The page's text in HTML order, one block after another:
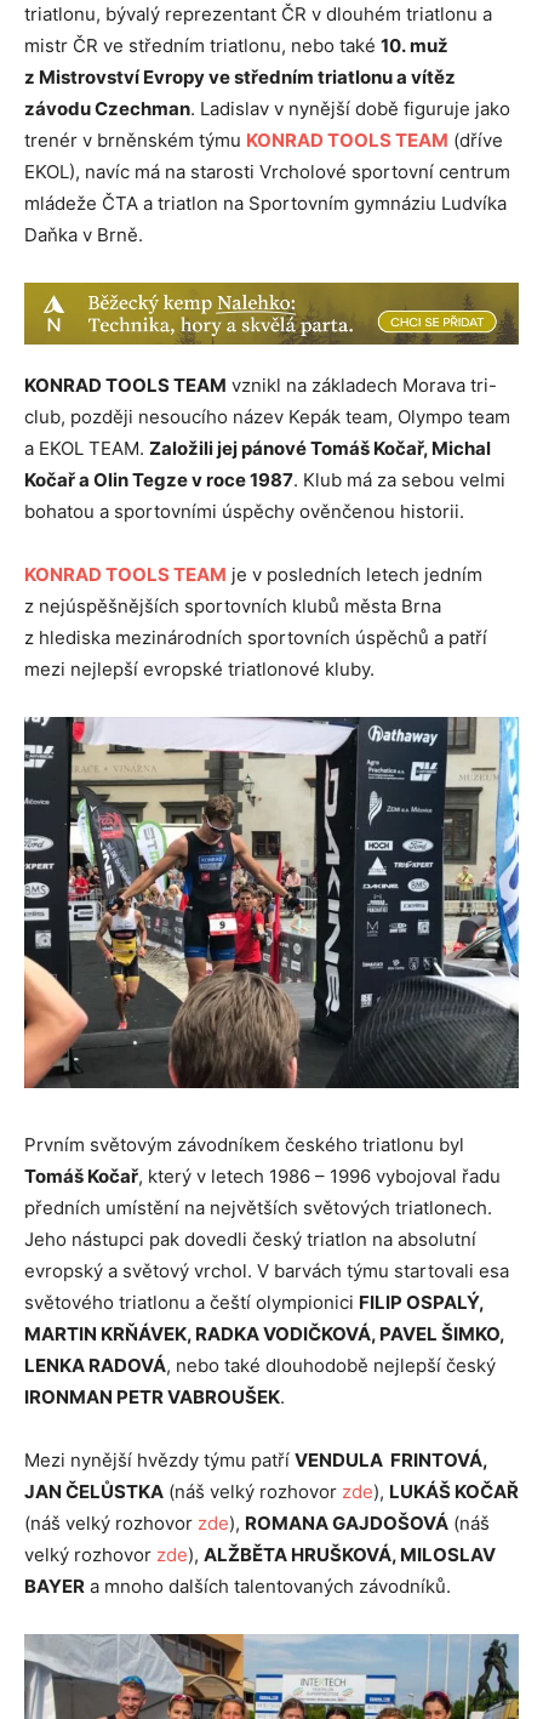
triatlonu, bývalý reprezentant ČR v dlouhém triatlonu a
mistr ČR ve středním triatlonu, nebo také 10. muž
z Mistrovství Evropy ve středním triatlonu a vítěz
závodu Czechman. Ladislav v nynější době figuruje jako
trenér v brněnském týmu KONRAD TOOLS TEAM (dříve
EKOL), navíc má na starosti Vrcholové sportovní centrum
mládeže ČTA a triatlon na Sportovním gymnáziu Ludvíka
Daňka v Brně.
KONRAD TOOLS TEAM vznikl na základech Morava tri-
club, později nesoucího název Kepák team, Olympo team
a EKOL TEAM. Založili jej pánové Tomáš Kočař, Michal
Kočař a Olin Tegze v roce 1987. Klub má za sebou velmi
bohatou a sportovními úspěchy ověnčenou historii.
KONRAD TOOLS TEAM je v posledních letech jedním
z nejúspěšnějších sportovních klubů města Brna
z hlediska mezinárodních sportovních úspěchů a patří
mezi nejlepší evropské triatlonové kluby.
Prvním světovým závodníkem českého triatlonu byl
Tomáš Kočař, který v letech 1986 – 1996 vybojoval řadu
předních umístění na největších světových triatlonech.
Jeho nástupci pak dovedli český triatlon na absolutní
evropský a světový vrchol. V barvách týmu startovali esa
světového triatlonu a čeští olympionici FILIP OSPALÝ,
MARTIN KRŇÁVEK, RADKA VODIČKOVÁ, PAVEL ŠIMKO,
LENKA RADOVÁ, nebo také dlouhodobě nejlepší český
IRONMAN PETR VABROUŠEK.
Mezi nynější hvězdy týmu patří VENDULA FRINTOVÁ,
JAN ČELŮSTKA (náš velký rozhovor zde), LUKÁŠ KOČAŘ
(náš velký rozhovor zde), ROMANA GAJDOŠOVÁ (náš
velký rozhovor zde), ALŽBĚTA HRUŠKOVÁ, MILOSLAV
BAYER a mnoho dalších talentovaných závodníků.